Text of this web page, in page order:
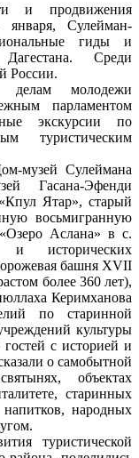
и продвижения
января, Сулейман-
гиды и
Среди
России.
молодежи
парламентом
экскурсии по
туристическим
музей Сулеймана
Гасана-Эфенди
Ятар», старый
восьмигранную
Аслана» в с.
и исторических
башня XVII
более 360 лет),
Керимханова
по старинной
культуры
с историей и
о самобытной
объектах
старинных
народных
туристической